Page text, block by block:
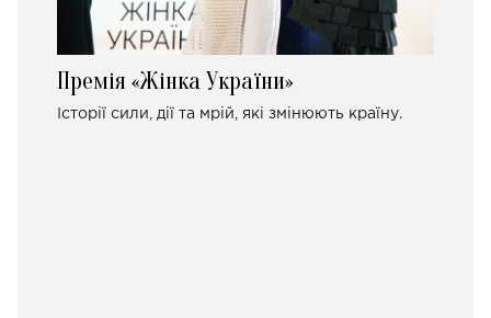
Премія «Жінка України»
Історії сили, дії та мрій, які змінюють країну.